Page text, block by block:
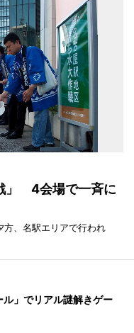
」 4会場で一斉に
方、名駅エリアで行われ
」でリアル謎解きゲー